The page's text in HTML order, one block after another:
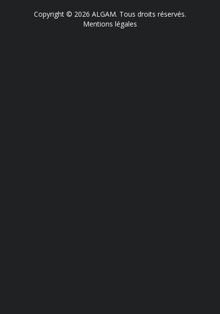
Copyright © 2026 ALGAM. Tous droits réservés.
Mentions légales